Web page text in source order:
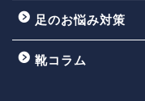
足のお悩み対策
靴コラム